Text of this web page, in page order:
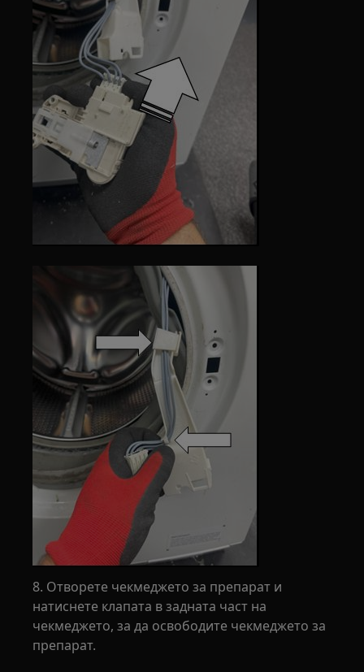
8. Отворете чекмеджето за препарат и
натиснете клапата в задната част на
чекмеджето, за да освободите чекмеджето за
препарат.